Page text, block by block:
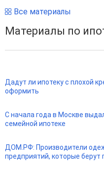
Все материалы
Материалы по
Дадут ли ипотеку с плохой
оформить
С начала года в Москве
семейной ипотеке
ДОМ.РФ: Производители
предприятий, которые